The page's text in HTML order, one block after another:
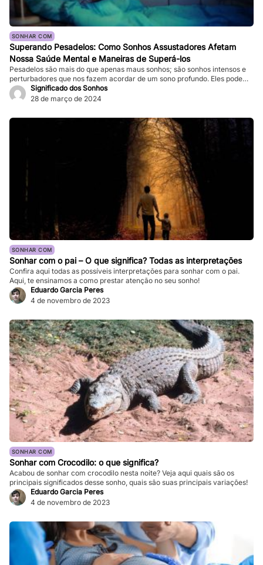
SONHAR COM
Superando Pesadelos: Como Sonhos Assustadores Afetam
Nossa Saúde Mental e Maneiras de Superá-los
Pesadelos são mais do que apenas maus sonhos; são sonhos intensos e
perturbadores que nos fazem acordar de um sono profundo. Eles podem
ser tão vívidos e assustadores que fazem nosso coração bater forte, e a
sensação de medo persiste mesmo depois de acordarmos. Enquanto
impactar significativamente nossa […]
Significado dos Sonhos
28 de março de 2024
SONHAR COM
Sonhar com o pai – O que significa? Todas as interpretações
Confira aqui todas as possíveis interpretações para sonhar com o pai.
Aqui, te ensinamos a como prestar atenção no seu sonho!
Eduardo Garcia Peres
4 de novembro de 2023
SONHAR COM
Sonhar com Crocodilo: o que significa?
Acabou de sonhar com crocodilo nesta noite? Veja aqui quais são os
principais significados desse sonho, quais são suas principais variações!
Eduardo Garcia Peres
4 de novembro de 2023